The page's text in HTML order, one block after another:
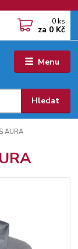
Menu
Hledat
0 ks
za 0 Kč
AURA